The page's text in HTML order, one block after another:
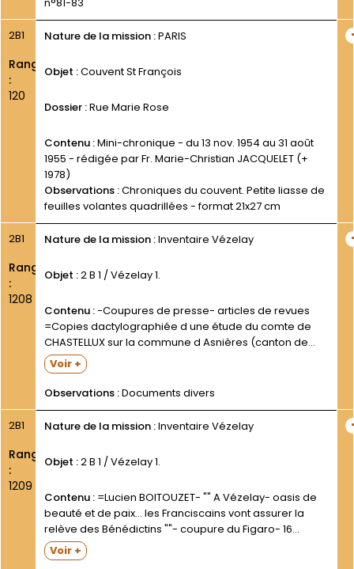
2B1
Rang
:
120
Nature de la mission :PARIS
Objet :Couvent St François
Dossier :Rue Marie Rose
Contenu :Mini-chronique - du 13 nov. 1954 au 31 août
1955 - rédigée par Fr. Marie-Christian JACQUELET (+
1978)
Observations :Chroniques du couvent. Petite liasse de
feuilles volantes quadrillées - format 21x27 cm
2B1
Rang
:
1208
Nature de la mission :Inventaire Vézelay
Objet :2 B 1 / Vézelay 1.
Contenu :-Coupures de presse- articles de revues
=Copies dactylographiée d une étude du comte de
CHASTELLUX sur la commune d Asnières (canton de
Vézelay)- publiée dans le Bulletin de la Société d
Etudes d Avallon- 11e année- 1870- p. 94 suiv....
Voir +
Observations :Documents divers
2B1
Rang
:
1209
Nature de la mission :Inventaire Vézelay
Objet :2 B 1 / Vézelay 1.
Contenu :=Lucien BOITOUZET- "" A Vézelay- oasis de
beauté et de paix... les Franciscains vont assurer la
relève des Bénédictins ""- coupure du Figaro- 16
septembre 1953- p. 12- 2 photos = "" Les Franciscains
prennent la charge de Vézelay ""-...
Voir +